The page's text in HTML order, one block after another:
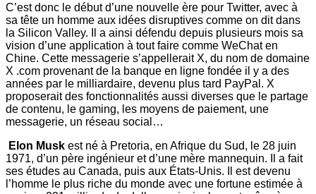
C’est donc le début d’une nouvelle ère pour Twitter, avec à
sa tête un homme aux idées disruptives comme on dit dans
la Silicon Valley. Il a ainsi défendu depuis plusieurs mois sa
vision d’une application à tout faire comme WeChat en
Chine. Cette messagerie s’appellerait X, du nom de domaine
X .com provenant de la banque en ligne fondée il y a des
années par le milliardaire, devenu plus tard PayPal. X
proposerait des fonctionnalités aussi diverses que le partage
de contenu, le gaming, les moyens de paiement, une
messagerie, un réseau social…
Elon Musk est né à Pretoria, en Afrique du Sud, le 28 juin
1971, d’un père ingénieur et d’une mère mannequin. Il a fait
ses études au Canada, puis aux États-Unis. Il est devenu
l’homme le plus riche du monde avec une fortune estimée à